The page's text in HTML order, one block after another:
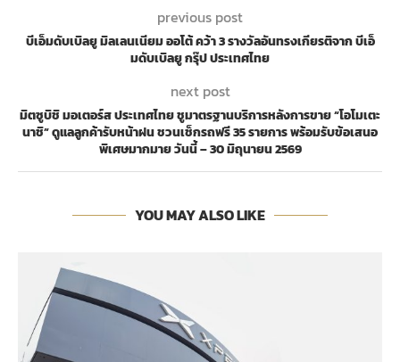
previous post
บีเอ็มดับเบิลยู มิลเลนเนียม ออโต้ คว้า 3 รางวัลอันทรงเกียรติจาก บีเอ็
มดับเบิลยู กรุ๊ป ประเทศไทย
next post
มิตซูบิชิ มอเตอร์ส ประเทศไทย ชูมาตรฐานบริการหลังการขาย “โอโมเตะ
นาชิ” ดูแลลูกค้ารับหน้าฝน ชวนเช็กรถฟรี 35 รายการ พร้อมรับข้อเสนอ
พิเศษมากมาย วันนี้ – 30 มิถุนายน 2569
YOU MAY ALSO LIKE